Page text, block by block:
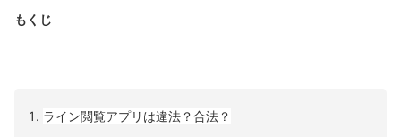
もくじ
ライン閲覧アプリは違法？合法？